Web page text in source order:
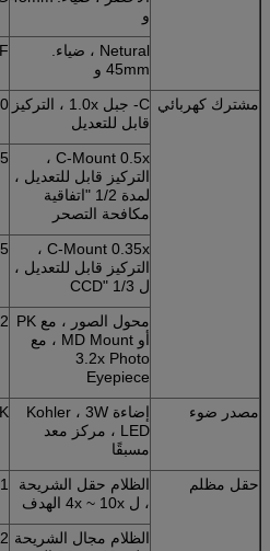
و
Netural ، ضياء.
45mm و
مشترك كهربائي
C- جبل 1.0x ، التركيز
قابل للتعديل
C-Mount 0.5x ،
التركيز قابل للتعديل ،
لمدة 1/2 "اتفاقية
مكافحة التصحر
C-Mount 0.35x ،
التركيز قابل للتعديل ،
ل 1/3 "CCD
محول الصور ، مع PK
أو MD Mount ، مع
3.2x Photo
Eyepiece
مصدر ضوء
إضاءة Kohler ، 3W
LED ، مركز معد
مسبقًا
حقل مظلم
الظلام حقل الشريحة
، ل 4x ~ 10x الهدف
الظلام مجال الشريحة